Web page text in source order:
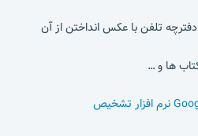
تلفن با عکس انداختن از آن
ها و …